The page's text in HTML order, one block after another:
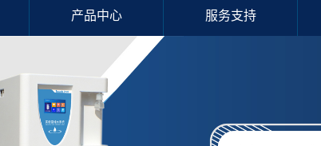
产品中心 服务支持